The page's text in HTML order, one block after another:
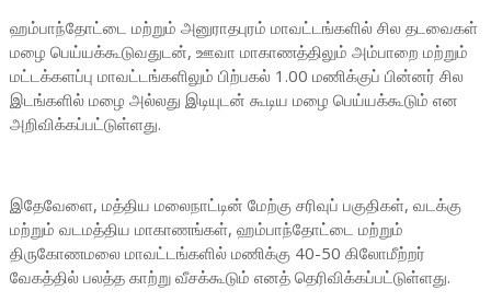
ஹம்பாந்தோட்டை மற்றும் அனுராதபுரம் மாவட்டங்களில் சில தடவைகள்
மழை பெய்யக்கூடுவதுடன், ஊவா மாகாணத்திலும் அம்பாறை மற்றும்
மட்டக்களப்பு மாவட்டங்களிலும் பிற்பகல் 1.00 மணிக்குப் பின்னர் சில
இடங்களில் மழை அல்லது இடியுடன் கூடிய மழை பெய்யக்கூடும் என
அறிவிக்கப்பட்டுள்ளது.
இதேவேளை, மத்திய மலைநாட்டின் மேற்கு சரிவுப் பகுதிகள், வடக்கு
மற்றும் வடமத்திய மாகாணங்கள், ஹம்பாந்தோட்டை மற்றும்
திருகோணமலை மாவட்டங்களில் மணிக்கு 40-50 கிலோமீற்றர்
வேகத்தில் பலத்த காற்று வீசக்கூடும் எனத் தெரிவிக்கப்பட்டுள்ளது.